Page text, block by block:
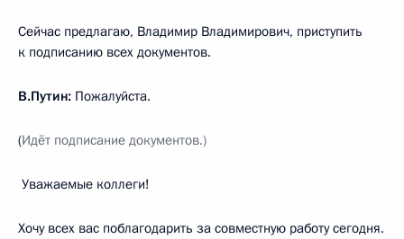
Сейчас предлагаю, Владимир Владимирович, приступить
к подписанию всех документов.
В.Путин: Пожалуйста.
(Идёт подписание документов.)
Уважаемые коллеги!
Хочу всех вас поблагодарить за совместную работу сегодня.